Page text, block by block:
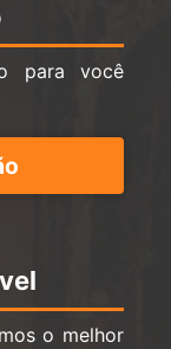
para você
o melhor